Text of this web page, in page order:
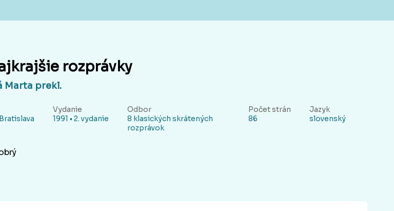
rozprávky
Marta prekl.
Vydanie
1991 • 2. vydanie
Odbor
8 klasických skrátených
rozprávok
Počet strán
86
Jazyk
slovenský